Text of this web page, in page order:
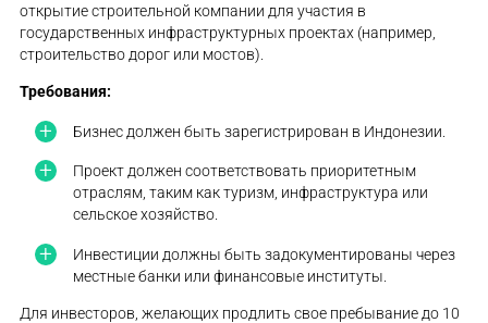
открытие строительной компании для участия в
государственных инфраструктурных проектах (например,
строительство дорог или мостов).
Требования:
Бизнес должен быть зарегистрирован в Индонезии.
Проект должен соответствовать приоритетным
отраслям, таким как туризм, инфраструктура или
сельское хозяйство.
Инвестиции должны быть задокументированы через
местные банки или финансовые институты.
Для инвесторов, желающих продлить свое пребывание до 10